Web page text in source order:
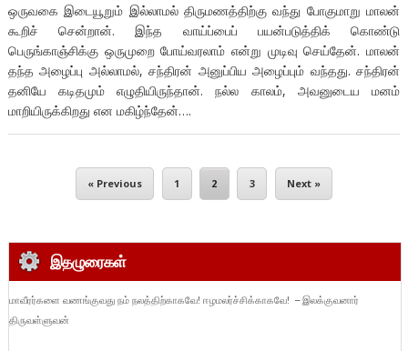
ஒருவகை இடையூறும் இல்லாமல் திருமணத்திற்கு வந்து போகுமாறு மாலன்
கூறிச் சென்றான். இந்த வாய்ப்பைப் பயன்படுத்திக் கொண்டு
பெருங்காஞ்சிக்கு ஒருமுறை போய்வரலாம் என்று முடிவு செய்தேன். மாலன்
தந்த அழைப்பு அல்லாமல், சந்திரன் அனுப்பிய அழைப்பும் வந்தது. சந்திரன்
தனியே கடிதமும் எழுதியிருந்தான். நல்ல காலம், அவனுடைய மனம்
மாறியிருக்கிறது என மகிழ்ந்தேன்….
« Previous 1 2 3 Next »
இதழுரைகள்
மாவீரர்களை வணங்குவது நம் நலத்திற்காகவே! ஈழமலர்ச்சிக்காகவே! – இலக்குவனார்
திருவள்ளுவன்